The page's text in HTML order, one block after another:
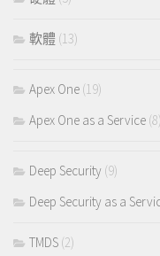
軟體 (13)
Apex One (19)
Apex One as a Service (8)
Deep Security (9)
Deep Security as a
TMDS (2)